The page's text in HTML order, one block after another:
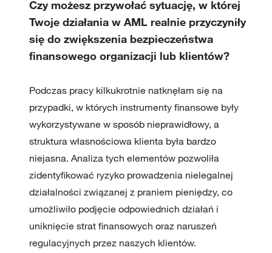
Czy możesz przywołać sytuację, w której
Twoje działania w AML realnie przyczyniły
się do zwiększenia bezpieczeństwa
finansowego organizacji lub klientów?
Podczas pracy kilkukrotnie natknęłam się na
przypadki, w których instrumenty finansowe były
wykorzystywane w sposób nieprawidłowy, a
struktura własnościowa klienta była bardzo
niejasna. Analiza tych elementów pozwoliła
zidentyfikować ryzyko prowadzenia nielegalnej
działalności związanej z praniem pieniędzy, co
umożliwiło podjęcie odpowiednich działań i
uniknięcie strat finansowych oraz naruszeń
regulacyjnych przez naszych klientów.